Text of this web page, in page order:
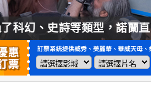
類型他拍不來！